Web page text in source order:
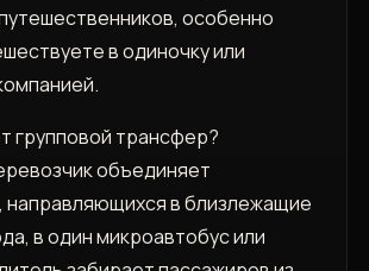
особенно
в одиночку или
групповой трансфер?
объединяет
направляющихся в близлежащие
в один микроавтобус или